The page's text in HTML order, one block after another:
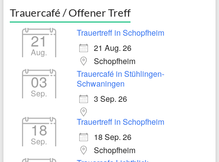
Trauercafé / Offener Treff
21
Aug.
Trauertreff in Schopfheim
21 Aug. 26
Schopfheim
03
Sep.
Trauercafé in Stühlingen-
Schwaningen
3 Sep. 26
18
Sep.
Trauertreff in Schopfheim
18 Sep. 26
Schopfheim